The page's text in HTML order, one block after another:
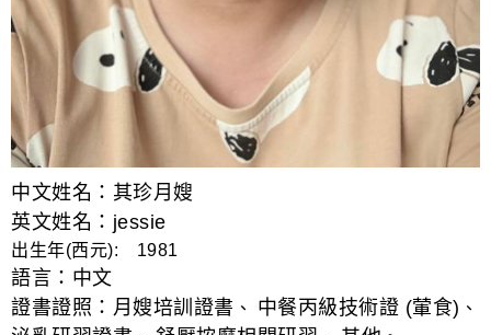
中文姓名：其珍月嫂
英文姓名：jessie
出生年(西元): 1981
語言： 中文
證書證照： 月嫂培訓證書 、 中餐丙級技術證 (葷食) 、